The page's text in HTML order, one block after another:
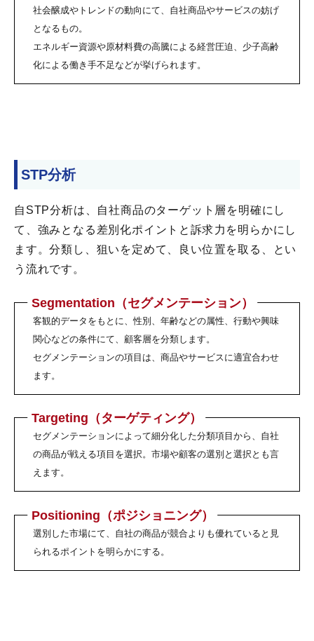
社会醸成やトレンドの動向にて、自社商品やサービスの妨げ
となるもの。
エネルギー資源や原材料費の高騰による経営圧迫、少子高齢
化による働き手不足などが挙げられます。
STP分析
自STP分析は、自社商品のターゲット層を明確にし
て、強みとなる差別化ポイントと訴求力を明らかにし
ます。分類し、狙いを定めて、良い位置を取る、とい
う流れです。
Segmentation（セグメンテーション）
客観的データをもとに、性別、年齢などの属性、行動や興味
関心などの条件にて、顧客層を分類します。
セグメンテーションの項目は、商品やサービスに適宜合わせ
ます。
Targeting（ターゲティング）
セグメンテーションによって細分化した分類項目から、自社
の商品が戦える項目を選択。市場や顧客の選別と選択とも言
えます。
Positioning（ポジショニング）
選別した市場にて、自社の商品が競合よりも優れていると見
られるポイントを明らかにする。